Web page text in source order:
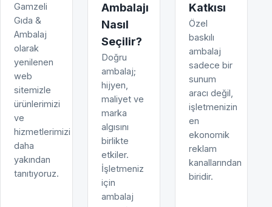
Gamzeli
Gıda &
Ambalaj
olarak
yenilenen
web
sitemizle
ürünlerimizi
ve
hizmetlerimizi
daha
yakından
tanıtıyoruz.
Ambalajı
Nasıl
Seçilir?
Doğru
ambalaj;
hijyen,
maliyet ve
marka
algısını
birlikte
etkiler.
İşletmeniz
için
ambalaj
Katkısı
Özel
baskılı
ambalaj
sadece bir
sunum
aracı değil,
işletmenizin
en
ekonomik
reklam
kanallarından
biridir.